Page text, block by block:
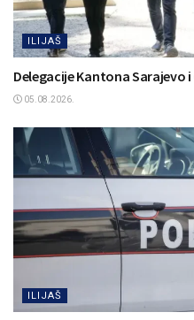
ILIJAŠ
Delegacije Kantona Sarajevo
05.08.2026.
ILIJAŠ